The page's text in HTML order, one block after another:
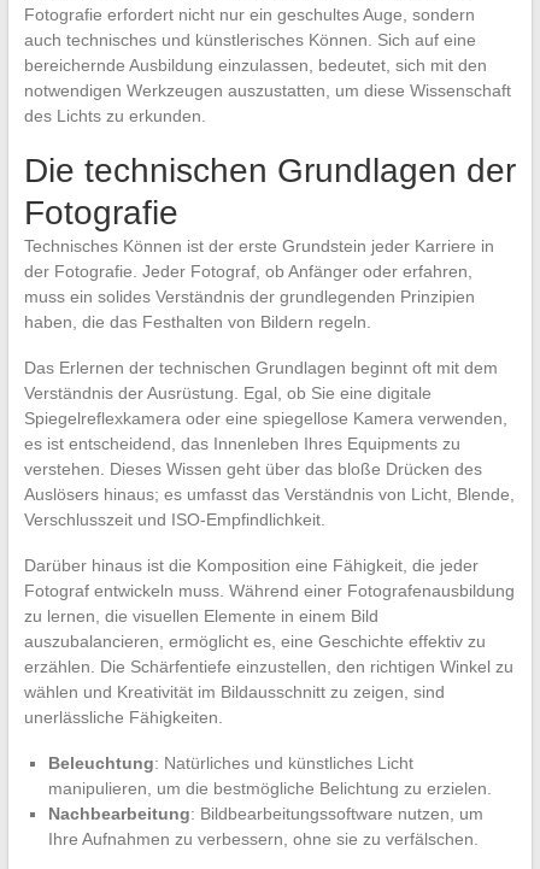
Fotografie erfordert nicht nur ein geschultes Auge, sondern
auch technisches und künstlerisches Können. Sich auf eine
bereichernde Ausbildung einzulassen, bedeutet, sich mit den
notwendigen Werkzeugen auszustatten, um diese Wissenschaft
des Lichts zu erkunden.
Die technischen Grundlagen der
Fotografie
Technisches Können ist der erste Grundstein jeder Karriere in
der Fotografie. Jeder Fotograf, ob Anfänger oder erfahren,
muss ein solides Verständnis der grundlegenden Prinzipien
haben, die das Festhalten von Bildern regeln.
Das Erlernen der technischen Grundlagen beginnt oft mit dem
Verständnis der Ausrüstung. Egal, ob Sie eine digitale
Spiegelreflexkamera oder eine spiegellose Kamera verwenden,
es ist entscheidend, das Innenleben Ihres Equipments zu
verstehen. Dieses Wissen geht über das bloße Drücken des
Auslösers hinaus; es umfasst das Verständnis von Licht, Blende,
Verschlusszeit und ISO-Empfindlichkeit.
Darüber hinaus ist die Komposition eine Fähigkeit, die jeder
Fotograf entwickeln muss. Während einer Fotografenausbildung
zu lernen, die visuellen Elemente in einem Bild
auszubalancieren, ermöglicht es, eine Geschichte effektiv zu
erzählen. Die Schärfentiefe einzustellen, den richtigen Winkel zu
wählen und Kreativität im Bildausschnitt zu zeigen, sind
unerlässliche Fähigkeiten.
Beleuchtung: Natürliches und künstliches Licht
manipulieren, um die bestmögliche Belichtung zu erzielen.
Nachbearbeitung: Bildbearbeitungssoftware nutzen, um
Ihre Aufnahmen zu verbessern, ohne sie zu verfälschen.